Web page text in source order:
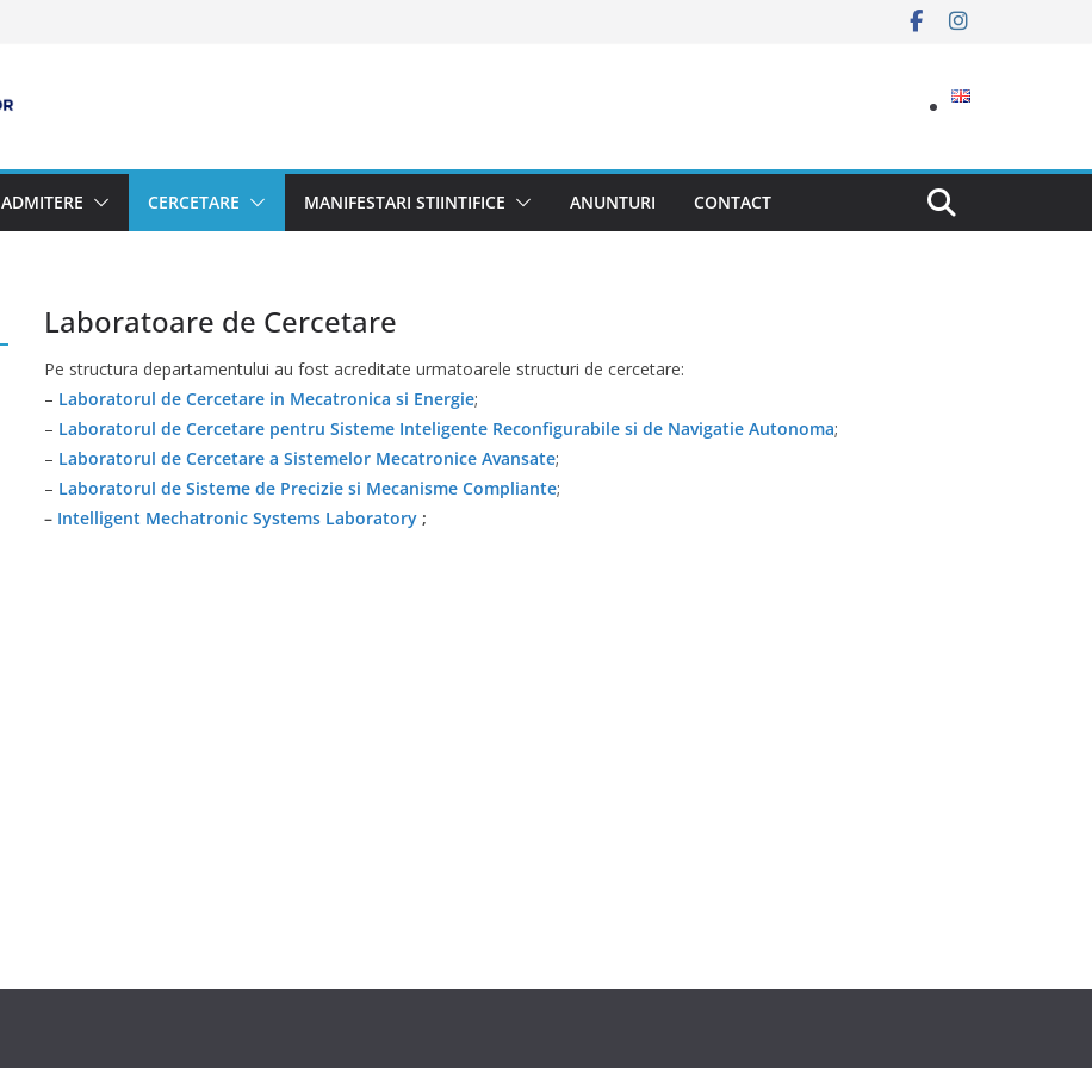
ADMITERE CERCETARE MANIFESTARI STIINTIFICE ANUNTURI CONTACT
Laboratoare de Cercetare
Pe structura departamentului au fost acreditate urmatoarele structuri de cercetare:
– Laboratorul de Cercetare in Mecatronica si Energie;
– Laboratorul de Cercetare pentru Sisteme Inteligente Reconfigurabile si de Navigatie Autonoma;
– Laboratorul de Cercetare a Sistemelor Mecatronice Avansate;
– Laboratorul de Sisteme de Precizie si Mecanisme Compliante;
– Intelligent Mechatronic Systems Laboratory ;